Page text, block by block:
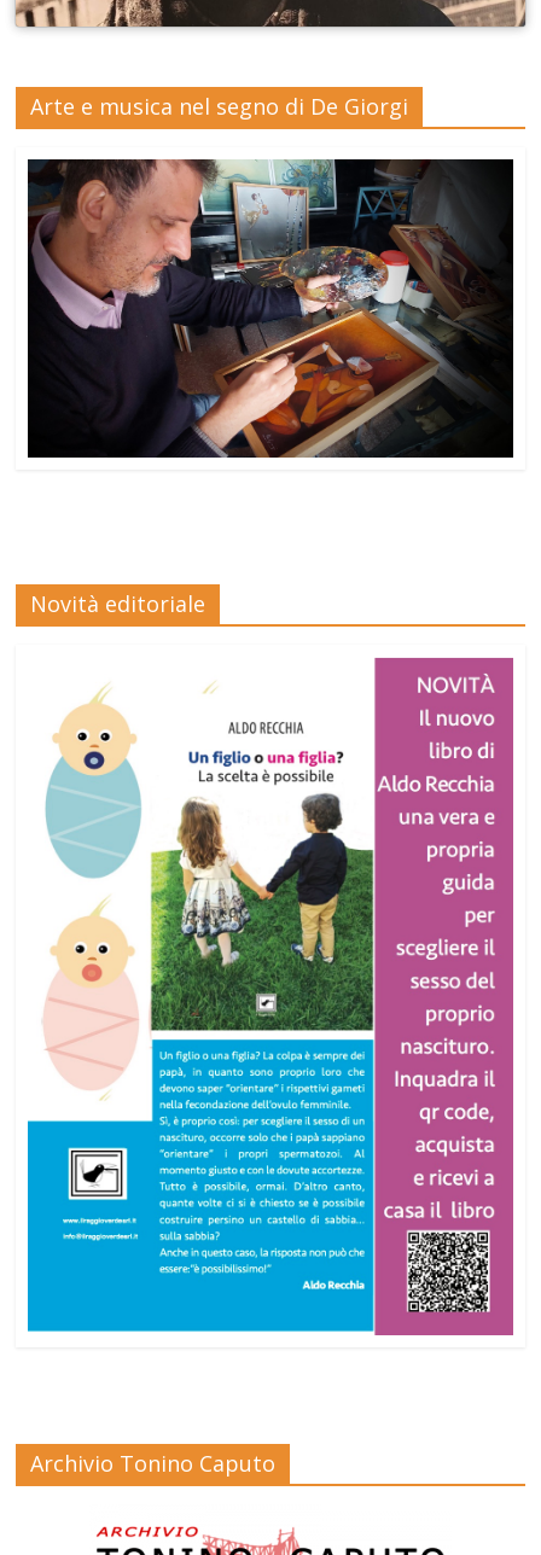
Arte e musica nel segno di De Giorgi
Novità editoriale
Archivio Tonino Caputo